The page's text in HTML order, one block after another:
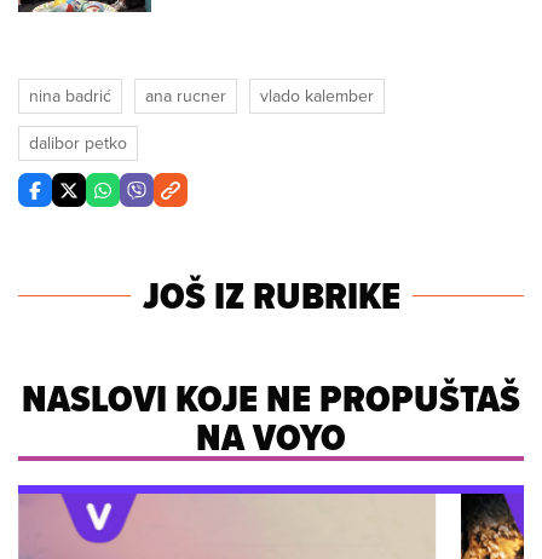
nina badrić ana rucner
vlado kalember
dalibor petko
JOŠ IZ RUBRIKE
NASLOVI KOJE NE PROPUŠTAŠ
NA VOYO